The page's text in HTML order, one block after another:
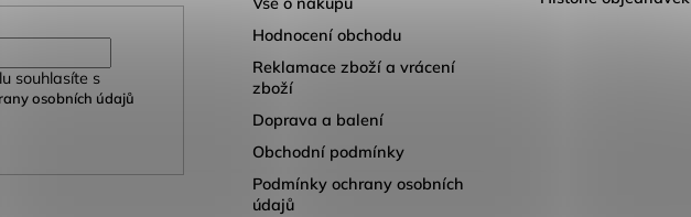
souhlasíte s
osobních údajů
Hodnocení obchodu
Reklamace zboží a vrácení
zboží
Doprava a balení
Obchodní podmínky
Podmínky ochrany osobních
údajů